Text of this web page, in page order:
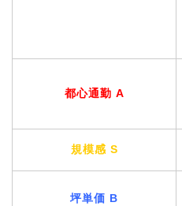
都心通勤 A
規模感 S
坪単価 B